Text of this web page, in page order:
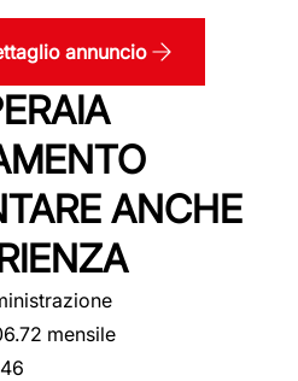
annuncio
ANCHE
mensile